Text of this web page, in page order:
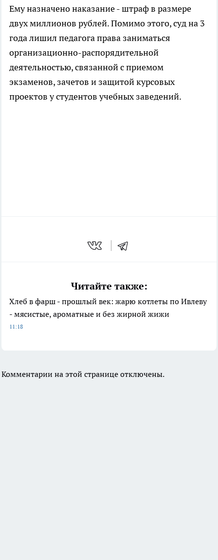
Ему назначено наказание - штраф в размере
двух миллионов рублей. Помимо этого, суд на 3
года лишил педагога права заниматься
организационно-распорядительной
деятельностью, связанной с приемом
экзаменов, зачетов и защитой курсовых
проектов у студентов учебных заведений.
Читайте также:
Хлеб в фарш - прошлый век: жарю котлеты по Ивлеву
- мясистые, ароматные и без жирной жижи
11:18
Комментарии на этой странице отключены.